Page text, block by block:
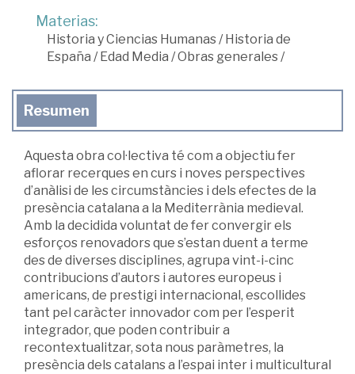
Materias:
Historia y Ciencias Humanas/ Historia de
España / Edad Media /Obras generales/
Resumen
Aquesta obra col·lectiva té com a objectiu fer
aflorar recerques en curs i noves perspectives
d’anàlisi de les circumstàncies i dels efectes de la
presència catalana a la Mediterrània medieval.
Amb la decidida voluntat de fer convergir els
esforços renovadors que s’estan duent a terme
des de diverses disciplines, agrupa vint-i-cinc
contribucions d’autors i autores europeus i
americans, de prestigi internacional, escollides
tant pel caràcter innovador com per l’esperit
integrador, que poden contribuir a
recontextualitzar, sota nous paràmetres, la
presència dels catalans a l’espai inter i multicultural